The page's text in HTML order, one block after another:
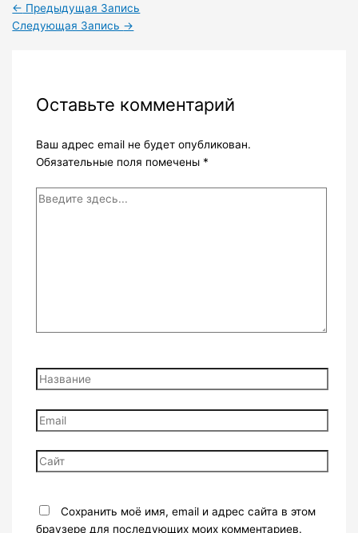
← Предыдущая Запись
Следующая Запись →
Оставьте комментарий
Ваш адрес email не будет опубликован.
Обязательные поля помечены *
Введите
Название
Email
Сайт
Сохранить моё имя, email и адрес сайта в этом
браузере для последующих моих комментариев.